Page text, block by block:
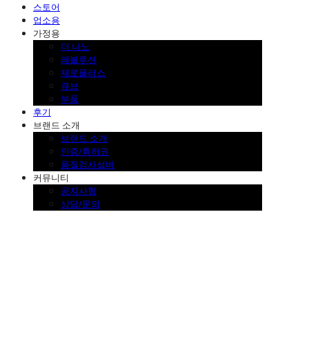
스토어
업소용
가정용
더 나노
레볼루션
제로플러스
큐브
부품
후기
브랜드 소개
브랜드 소개
인증/특허권
품질검사설비
커뮤니티
공지사항
상담/문의